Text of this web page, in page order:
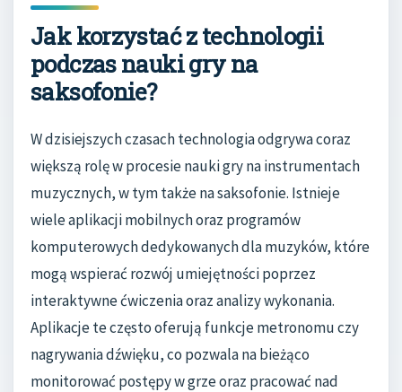
Jak korzystać z technologii
podczas nauki gry na
saksofonie?
W dzisiejszych czasach technologia odgrywa coraz
większą rolę w procesie nauki gry na instrumentach
muzycznych, w tym także na saksofonie. Istnieje
wiele aplikacji mobilnych oraz programów
komputerowych dedykowanych dla muzyków, które
mogą wspierać rozwój umiejętności poprzez
interaktywne ćwiczenia oraz analizy wykonania.
Aplikacje te często oferują funkcje metronomu czy
nagrywania dźwięku, co pozwala na bieżąco
monitorować postępy w grze oraz pracować nad